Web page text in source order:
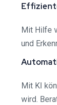
Mit Hilfe
und
Mit KI
wird.